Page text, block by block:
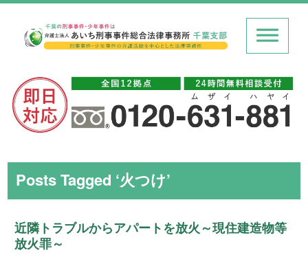
Posts Tagged ‘火つけ’
近隣トラブルからアパートを放火～現住建造物等
放火罪～